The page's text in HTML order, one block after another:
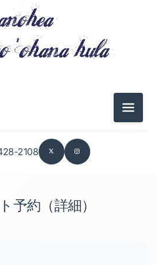
2108
メニュ
予約（詳細）